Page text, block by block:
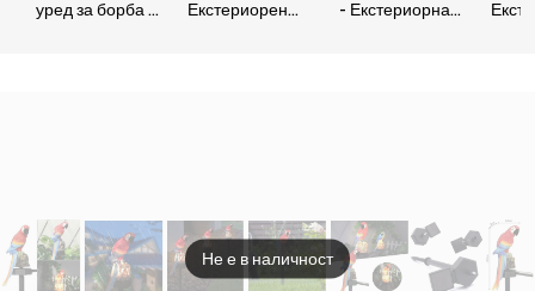
уред за борба с
Екстериорен
- Екстериорна
Не е в наличност